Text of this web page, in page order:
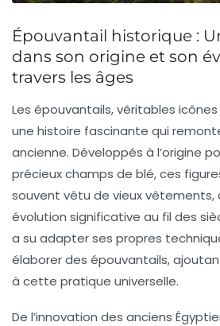
Épouvantail historique :
dans son origine et son
travers les âges
Les épouvantails, véritables
une histoire fascinante qui
ancienne. Développés à l’origine
précieux champs de blé, ces
souvent vêtu de vieux vêtements,
évolution significative au fil des
a su adapter ses propres
élaborer des épouvantails,
à cette pratique universelle.
De l’innovation des anciens